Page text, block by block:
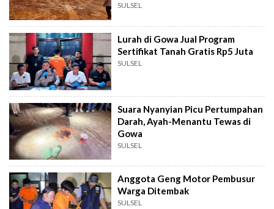
SULSEL
Lurah di Gowa Jual Program
Sertifikat Tanah Gratis Rp5 Juta
SULSEL
Suara Nyanyian Picu Pertumpahan
Darah, Ayah-Menantu Tewas di
Gowa
SULSEL
Anggota Geng Motor Pembusur
Warga Ditembak
SULSEL